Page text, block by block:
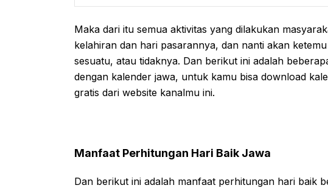
Maka dari itu semua aktivitas yang dilakukan
kelahiran dan hari pasarannya, dan nanti akan
sesuatu, atau tidaknya. Dan berikut ini adalah
dengan kalender jawa, untuk kamu bisa download
gratis dari website kanalmu ini.
Manfaat Perhitungan Hari Baik Jawa
Dan berikut ini adalah manfaat perhitungan hari baik